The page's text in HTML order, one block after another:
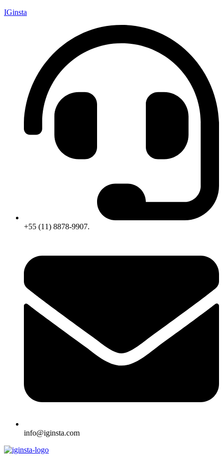
IGinsta
+55 (11) 8878-9907.
info@iginsta.com